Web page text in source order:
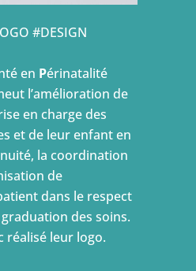
#DESIGN
en Périnatalité
l’amélioration de
en charge des
et de leur enfant en
la coordination
de
dans le respect
des soins.
réalisé leur logo.